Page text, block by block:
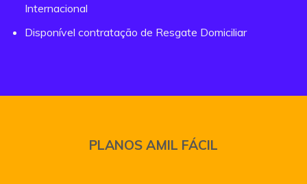
Internacional
Disponível contratação de Resgate Domiciliar
PLANOS AMIL FÁCIL